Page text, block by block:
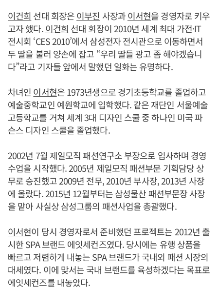
이건희 선대 회장은이부진 사장과이서현을 경영자로 키우
고자 했다.이건희 선대 회장이 2010년 세계 최대 가전·IT
전시회 ‘CES 2010’에서 삼성전자 전시관으로 이동하면서
두 딸을 불러 양손에 잡고 “우리 딸들 광고 좀 해야겠습니
다”라고 기자들 앞에서 말했던 일화는 유명하다.
차녀인 이서현은 1973년생으로 경기초등학교를 졸업하고
예술중학교인 예원학교에 입학했다. 같은 재단인 서울예술
고등학교를 거쳐 세계 3대 디자인 스쿨 중 하나인 미국 파
슨스 디자인 스쿨을 졸업했다.
2002년 7월 제일모직 패션연구소 부장으로 입사하며 경영
수업을 시작했다. 2005년 제일모직 패션부문 기획담당 상
무로 승진했고 2009년 전무, 2010년 부사장, 2013년 사장
에 올랐다. 2015년 12월부터는 삼성물산 패션부문장 사장
을 맡아 사실상 삼성그룹의 패션사업을 총괄했다.
이서현이 당시 경영자로서 준비했던 프로젝트는 2012년 출
시한 SPA 브랜드 에잇세컨즈였다. 당시에는 유행 상품을
빠르고 저렴하게 내놓는 SPA 브랜드가 국내외 패션 시장의
대세였다. 이에 맞서는 국내 브랜드를 육성하겠다는 목표로
에잇세컨즈를 내놓았다.